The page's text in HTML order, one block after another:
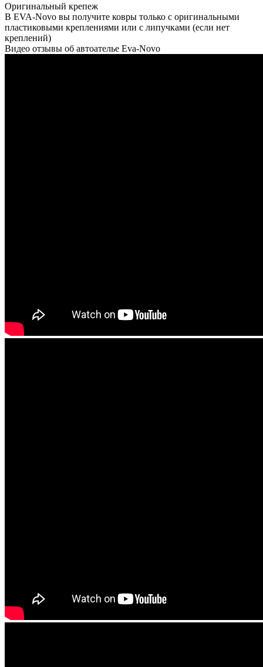
Оригинальный крепеж
В EVA-Novo вы получите ковры только с оригинальными
пластиковыми креплениями или с липучками (если нет
креплений)
Видео отзывы об автоателье Eva-Novo